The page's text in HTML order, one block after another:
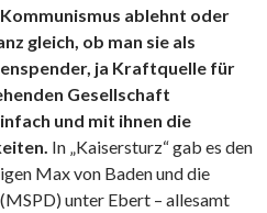
ablehnt oder
gleich, ob man sie als
ja Kraftquelle für
Gesellschaft
und mit ihnen die
In „Kaisersturz“ gab es den
Max von Baden und die
unter Ebert – allesamt